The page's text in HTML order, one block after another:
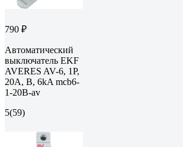
790 ₽
Автоматический
выключатель EKF
AVERES AV-6, 1P,
20A, B, 6kA mcb6-
1-20B-av
5(59)